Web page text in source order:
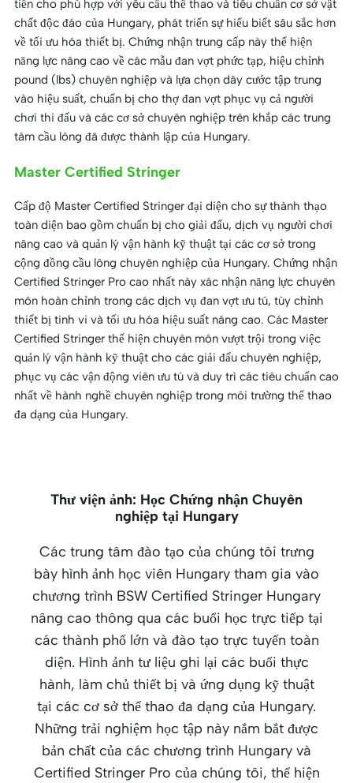
tiến cho phù hợp với yêu cầu thể thao và tiêu chuẩn cơ sở vật
chất độc đáo của Hungary, phát triển sự hiểu biết sâu sắc hơn
về tối ưu hóa thiết bị. Chứng nhận trung cấp này thể hiện
năng lực nâng cao về các mẫu đan vợt phức tạp, hiệu chỉnh
pound (lbs) chuyên nghiệp và lựa chọn dây cước tập trung
vào hiệu suất, chuẩn bị cho thợ đan vợt phục vụ cả người
chơi thi đấu và các cơ sở chuyên nghiệp trên khắp các trung
tâm cầu lông đã được thành lập của Hungary.
Master Certified Stringer
Cấp độ Master Certified Stringer đại diện cho sự thành thạo
toàn diện bao gồm chuẩn bị cho giải đấu, dịch vụ người chơi
nâng cao và quản lý vận hành kỹ thuật tại các cơ sở trong
cộng đồng cầu lông chuyên nghiệp của Hungary. Chứng nhận
Certified Stringer Pro cao nhất này xác nhận năng lực chuyên
môn hoàn chỉnh trong các dịch vụ đan vợt ưu tú, tùy chỉnh
thiết bị tinh vi và tối ưu hóa hiệu suất nâng cao. Các Master
Certified Stringer thể hiện chuyên môn vượt trội trong việc
quản lý vận hành kỹ thuật cho các giải đấu chuyên nghiệp,
phục vụ các vận động viên ưu tú và duy trì các tiêu chuẩn cao
nhất về hành nghề chuyên nghiệp trong môi trường thể thao
đa dạng của Hungary.
Thư viện ảnh: Học Chứng nhận Chuyên
nghiệp tại Hungary
Các trung tâm đào tạo của chúng tôi trưng
bày hình ảnh học viên Hungary tham gia vào
chương trình BSW Certified Stringer Hungary
nâng cao thông qua các buổi học trực tiếp tại
các thành phố lớn và đào tạo trực tuyến toàn
diện. Hình ảnh tư liệu ghi lại các buổi thực
hành, làm chủ thiết bị và ứng dụng kỹ thuật
tại các cơ sở thể thao đa dạng của Hungary.
Những trải nghiệm học tập này nắm bắt được
bản chất của các chương trình Hungary và
Certified Stringer Pro của chúng tôi, thể hiện